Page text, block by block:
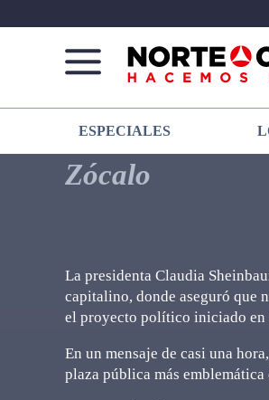
Norte
De
Chihuahua
Más
que
noticias,
hacemos periodismo
ESPECIALES
Zócalo
La presidenta Claudia
capitalino, donde aseguró que
el proyecto político iniciado en
En un mensaje de casi una
plaza pública más emblemática